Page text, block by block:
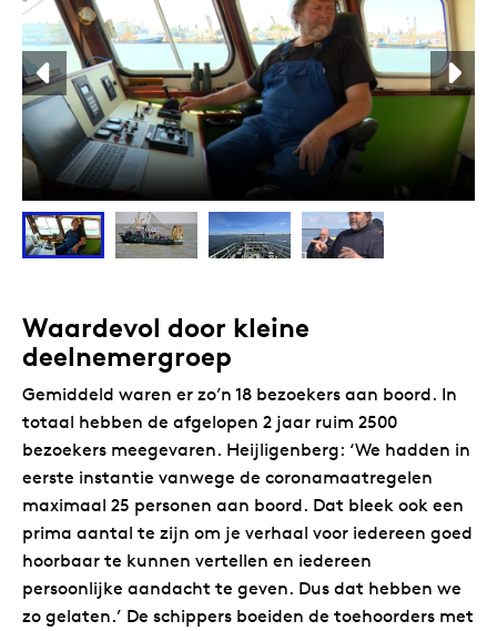
Waardevol door kleine
deelnemergroep
Gemiddeld waren er zo’n 18 bezoekers aan boord. In
totaal hebben de afgelopen 2 jaar ruim 2500
bezoekers meegevaren. Heijligenberg: ‘We hadden in
eerste instantie vanwege de coronamaatregelen
maximaal 25 personen aan boord. Dat bleek ook een
prima aantal te zijn om je verhaal voor iedereen goed
hoorbaar te kunnen vertellen en iedereen
persoonlijke aandacht te geven. Dus dat hebben we
zo gelaten.’ De schippers boeiden de toehoorders met